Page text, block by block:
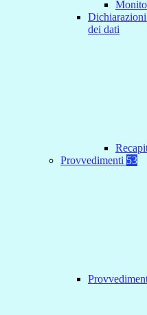
dei dati
Provvedimenti 53